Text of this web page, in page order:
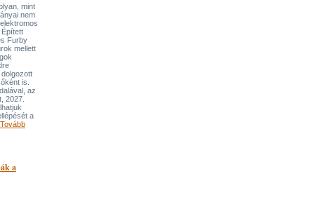
mint
nem
Furby
mellett
is.
az
2027.
a
Tovább
a